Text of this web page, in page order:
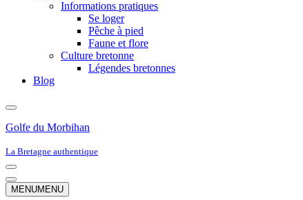
Informations pratiques
Se loger
Pêche à pied
Faune et flore
Culture bretonne
Légendes bretonnes
Blog
Golfe du Morbihan
La Bretagne authentique
Menu
de
navigation
Menu
de
MENUMENU